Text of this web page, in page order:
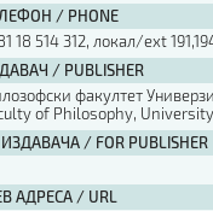
/ PHONE
18 514 312, локал/ext
/ PUBLISHER
факултет
of Philosophy,
/ FOR PUBLISHER
АДРЕСА / URL